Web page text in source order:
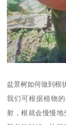
盆景树如何做到根
我们可根据植物
射，根就会慢慢地